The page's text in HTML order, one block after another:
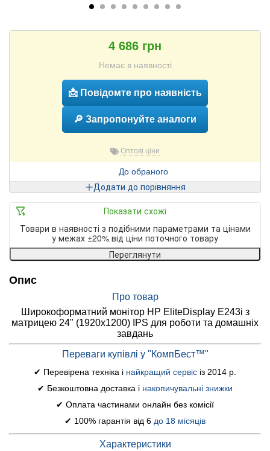
4 686 грн
Немає в наявності
📩 Повідомте про наявність
🔎 Запропонуйте аналоги
Оптові ціни
До обраного
Додати до порівняння
Показати схожі
Товари в наявності з подібними параметрами та цінами
у межах ±20% від ціни поточного товару
Переглянути
Опис
Про товар
Широкоформатний монітор HP EliteDisplay E243i з
матрицею 24" (1920x1200) IPS для роботи та домашніх
завдань
Переваги купівлі у "КомпБест™"
✔ Перевірена техніка і найкращий сервіс із 2014 р.
✔ Безкоштовна доставка і накопичувальні знижки
✔ Оплата частинами онлайн без комісії
✔ 100% гарантія від 6 до 18 місяців
Характеристики